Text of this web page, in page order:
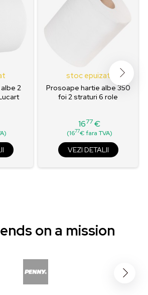
2
stoc epuizat
Prosoape hartie albe 350
foi 2 straturi 6 role
Pret
1677€
(1677€ fara TVA)
VEZI DETALII
on a mission